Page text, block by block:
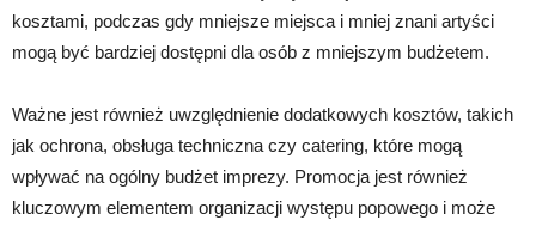
kosztami, podczas gdy mniejsze miejsca i mniej znani artyści
mogą być bardziej dostępni dla osób z mniejszym budżetem.
Ważne jest również uwzględnienie dodatkowych kosztów, takich
jak ochrona, obsługa techniczna czy catering, które mogą
wpływać na ogólny budżet imprezy. Promocja jest również
kluczowym elementem organizacji występu popowego i może